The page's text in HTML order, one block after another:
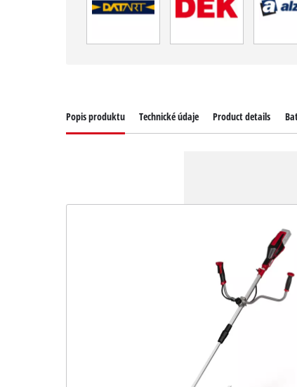
Popis produktu Technické údaje Product details